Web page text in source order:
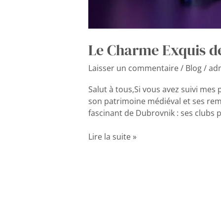
Le Charme Exquis
Laisser un commentaire/ Blog/
Salut à tous,Si vous avez suivi
son patrimoine médiéval et ses
fascinant de Dubrovnik : ses clubs
Lire la suite »